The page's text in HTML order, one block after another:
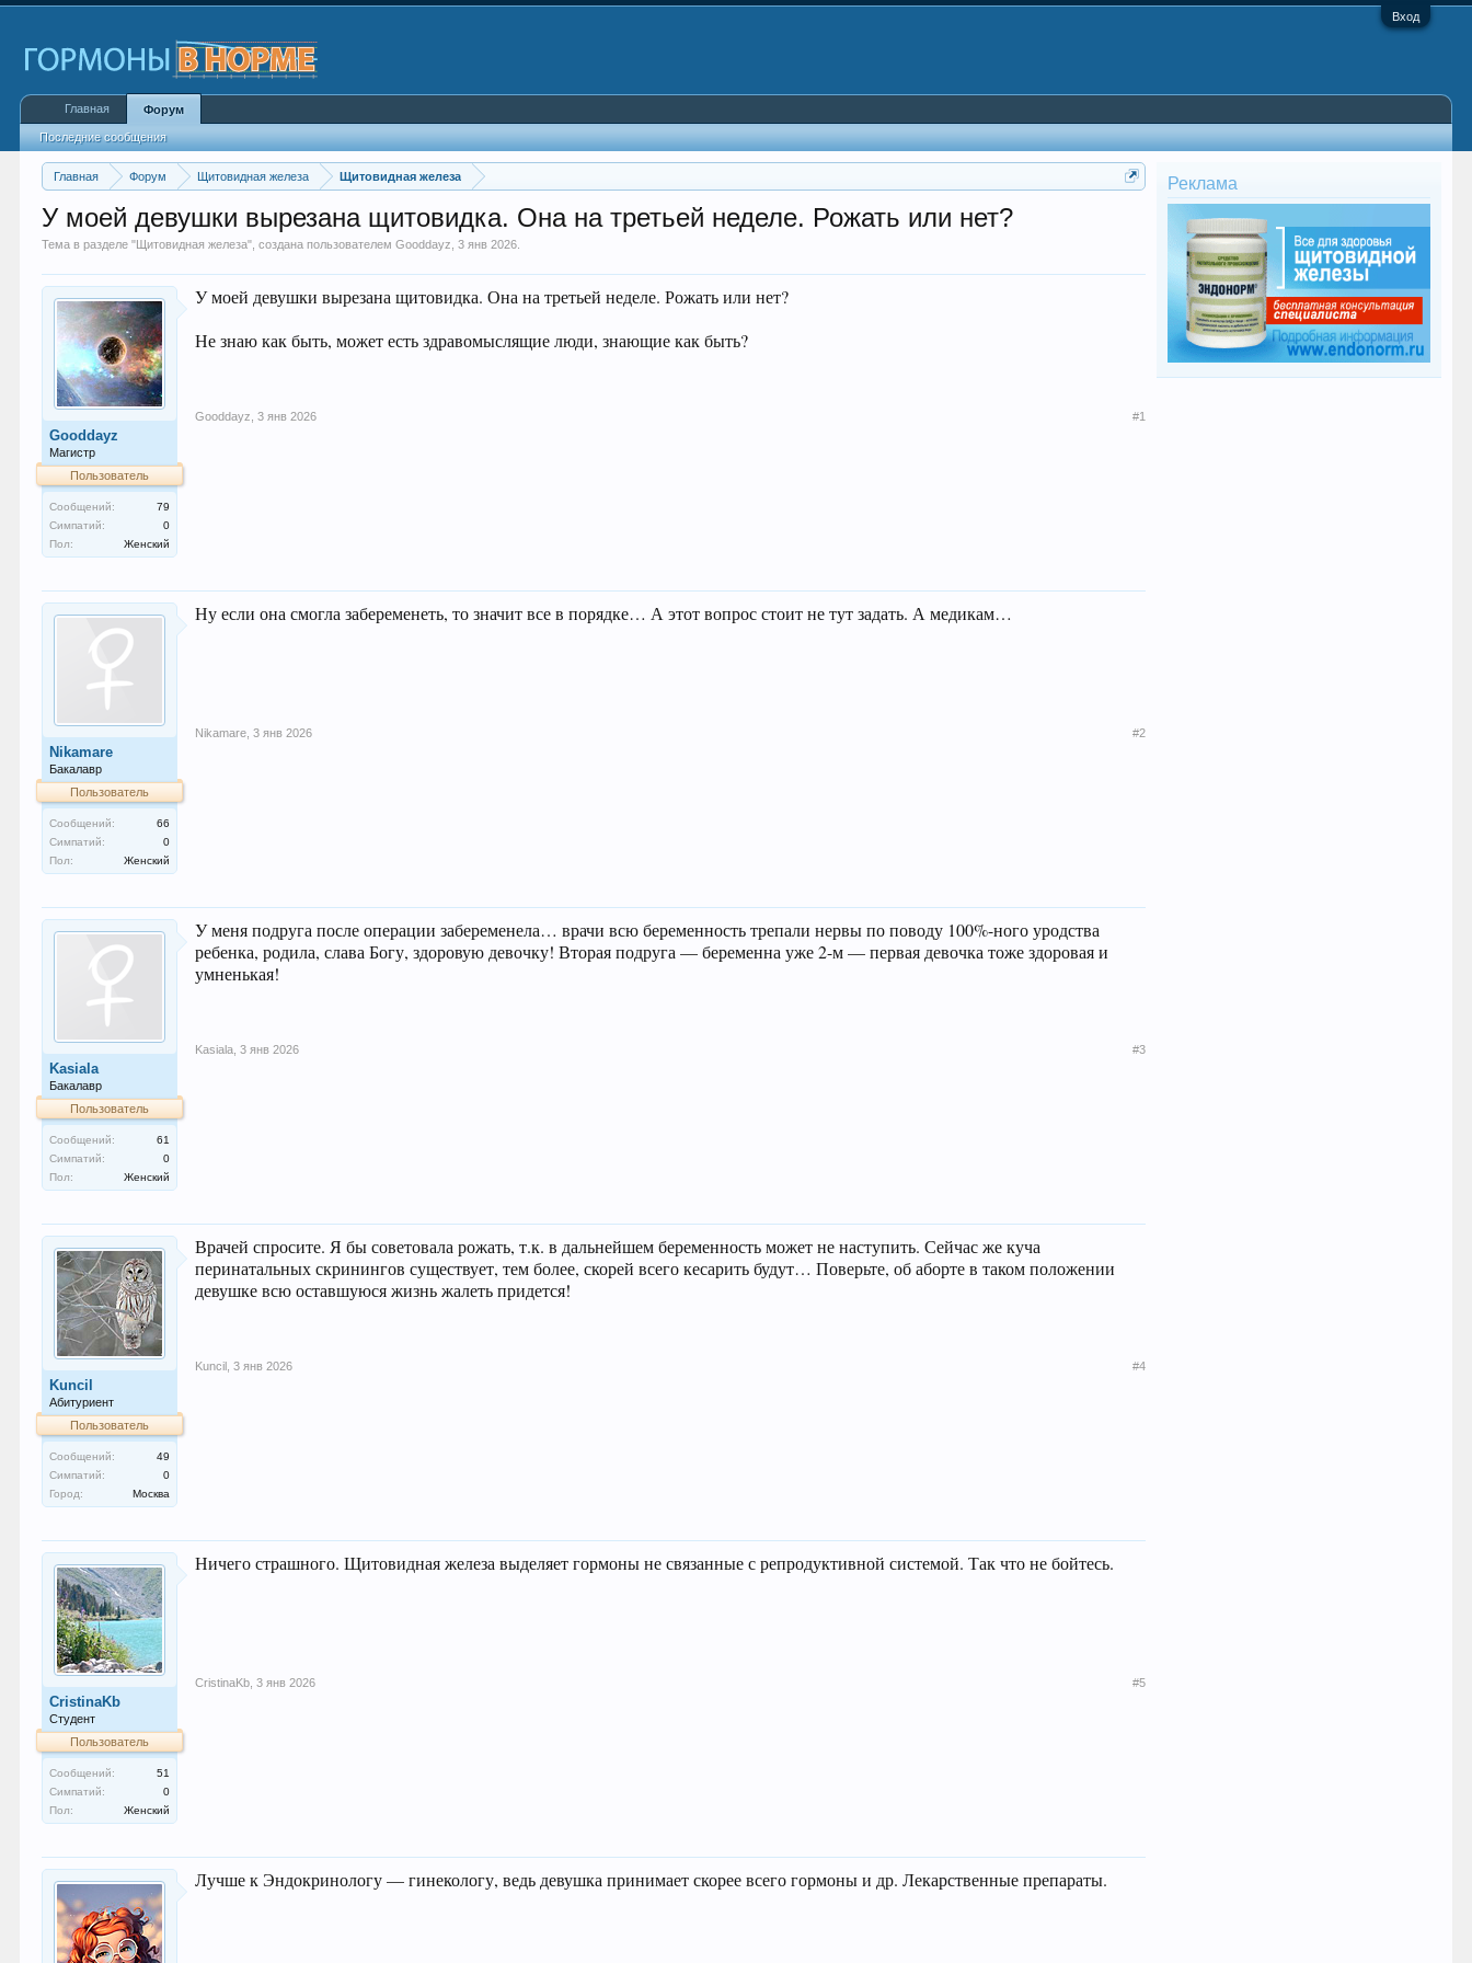
Вход
Главная Форум Щитовидная железа Щитовидная железа
У моей девушки вырезана щитовидка. Она на третьей неделе. Рожать или нет?
Тема в разделе "Щитовидная железа", создана пользователемGooddayz ,3 янв 2026
Gooddayz
Магистр
Пользователь
Сообщений:
79
Симпатий:
0
Пол:
Женский
У моей девушки вырезана щитовидка. Она на третьей неделе. Рожать или нет?
Не знаю как быть, может есть здравомыслящие люди, знающие как быть?
Gooddayz 3 янв 2026 #1
Nikamare
Бакалавр
Пользователь
Сообщений:
66
Симпатий:
0
Пол:
Женский
Ну если она смогла забеременеть, то значит все в порядке… А этот вопрос стоит не тут задать. А медикам…
Nikamare 3 янв 2026 #2
Kasiala
Бакалавр
Пользователь
Сообщений:
61
Симпатий:
0
Пол:
Женский
У меня подруга после операции забеременела… врачи всю беременность трепали нервы по поводу 100%-ного уродства
ребенка, родила, слава Богу, здоровую девочку! Вторая подруга — беременна уже 2-м — первая девочка тоже здоровая и
умненькая!
Kasiala 3 янв 2026 #3
Kuncil
Абитуриент
Пользователь
Сообщений:
49
Симпатий:
0
Город:
Москва
Врачей спросите. Я бы советовала рожать, т.к. в дальнейшем беременность может не наступить. Сейчас же куча
перинатальных скринингов существует, тем более, скорей всего кесарить будут… Поверьте, об аборте в таком положении
девушке всю оставшуюся жизнь жалеть придется!
Kuncil 3 янв 2026 #4
CristinaKb
Студент
Пользователь
Сообщений:
51
Симпатий:
0
Пол:
Женский
Ничего страшного. Щитовидная железа выделяет гормоны не связанные с репродуктивной системой. Так что не бойтесь.
CristinaKb 3 янв 2026 #5
Лучше к Эндокринологу — гинекологу, ведь девушка принимает скорее всего гормоны и др. Лекарственные препараты.
Реклама
Главная Форум
Последние сообщения